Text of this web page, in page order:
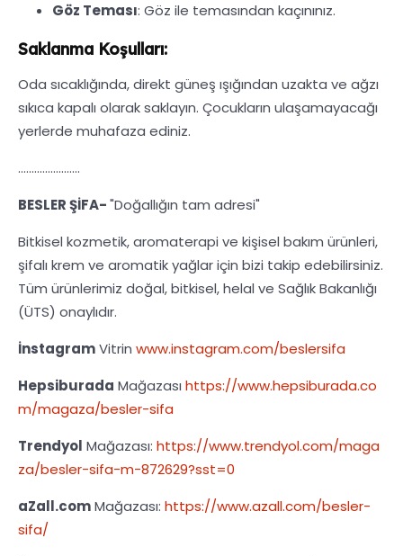
Göz Teması: Göz ile temasından kaçınınız.
Saklanma Koşulları:
Oda sıcaklığında, direkt güneş ışığından uzakta ve ağzı
sıkıca kapalı olarak saklayın. Çocukların ulaşamayacağı
yerlerde muhafaza ediniz.
.......................
BESLER ŞİFA-"Doğallığın tam adresi"
Bitkisel kozmetik, aromaterapi ve kişisel bakım ürünleri,
şifalı krem ve aromatik yağlar için bizi takip edebilirsiniz.
Tüm ürünlerimiz doğal, bitkisel, helal ve Sağlık Bakanlığı
(ÜTS) onaylıdır.
İnstagramVitrin www.instagram.com/beslersifa
Hepsiburada Mağazası https://www.hepsiburada.co
m/magaza/besler-sifa
Trendyol Mağazası: https://www.trendyol.com/maga
za/besler-sifa-m-872629?sst=0
aZall.comMağazası: https://www.azall.com/besler-
sifa/